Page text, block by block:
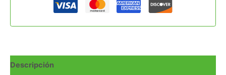
Descripción